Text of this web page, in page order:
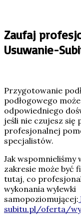
Zaufaj
Usuwanie-
Przygotowanie
podłogowego
odpowiedniego
jeśli nie czujesz się
profesjonalnej
specjalistów.
Jak
zakresie może być
tutaj, co
wykonania wylewki
samopoziomującej:
subitu.pl/oferta/